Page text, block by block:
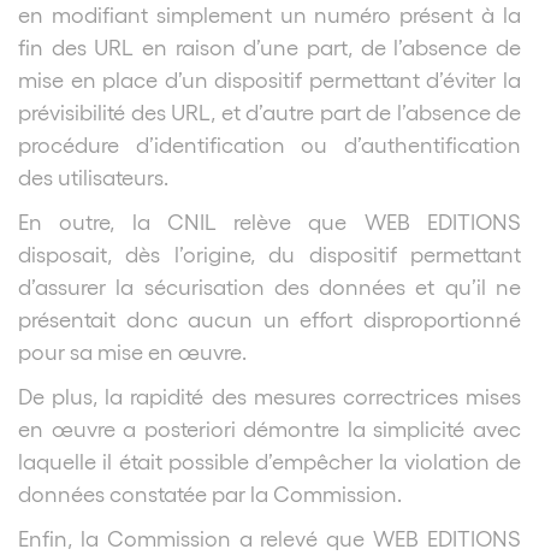
en modifiant simplement un numéro présent à la
fin des URL en raison d’une part, de l’absence de
mise en place d’un dispositif permettant d’éviter la
prévisibilité des URL, et d’autre part de l’absence de
procédure d’identification ou d’authentification
des utilisateurs.
En outre, la CNIL relève que WEB EDITIONS
disposait, dès l’origine, du dispositif permettant
d’assurer la sécurisation des données et qu’il ne
présentait donc aucun un effort disproportionné
pour sa mise en œuvre.
De plus, la rapidité des mesures correctrices mises
en œuvre a posteriori démontre la simplicité avec
laquelle il était possible d’empêcher la violation de
données constatée par la Commission.
Enfin, la Commission a relevé que WEB EDITIONS